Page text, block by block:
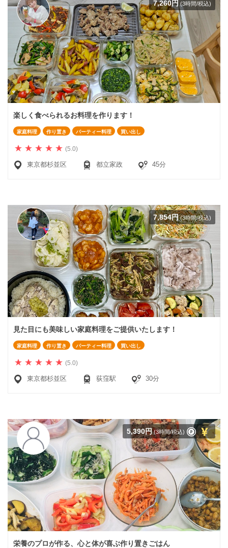
7,260円 (3時間/税込)
楽しく食べられるお料理を作ります！
家庭料理 作り置き パーティー料理 買い出し
(5.0)
東京都杉並区 都立家政 45分
7,854円(3時間/税込)
見た目にも美味しい家庭料理をご提供いたします！
家庭料理 作り置き パーティー料理 買い出し
(5.0)
東京都杉並区 荻窪駅 30分
5,390円(3時間/税込)
栄養のプロが作る、心と体が喜ぶ作り置きごはん